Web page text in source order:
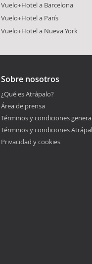
Vuelo+Hotel a Barcelona
Vuelo+Hotel a París
Vuelo+Hotel a Nueva York
Sobre nosotros
¿Qué es Atrápalo?
Área de prensa
Términos y condiciones
Términos y condiciones
Privacidad y cookies